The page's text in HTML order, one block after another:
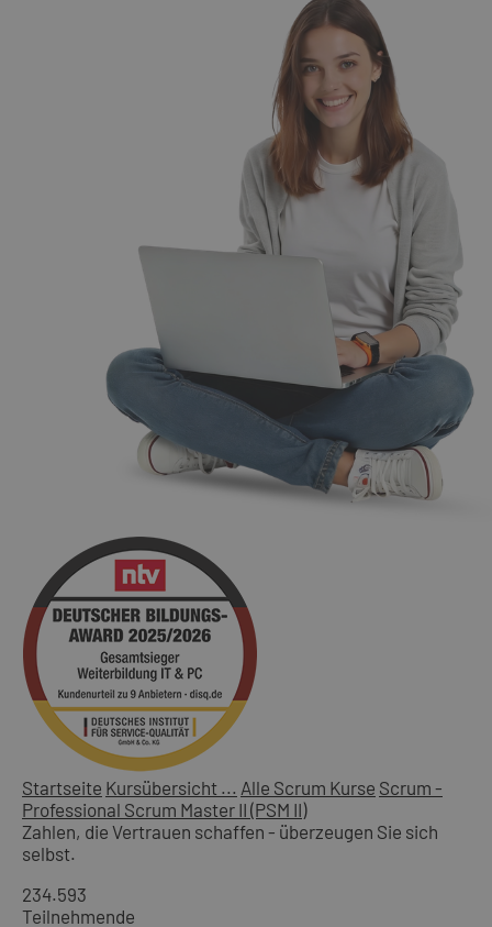
Startseite Kursübersicht ... Alle Scrum Kurse Scrum -
Professional Scrum Master II (PSM II)
Zahlen, die Vertrauen schaffen - überzeugen Sie sich
selbst.
234.593
Teilnehmende